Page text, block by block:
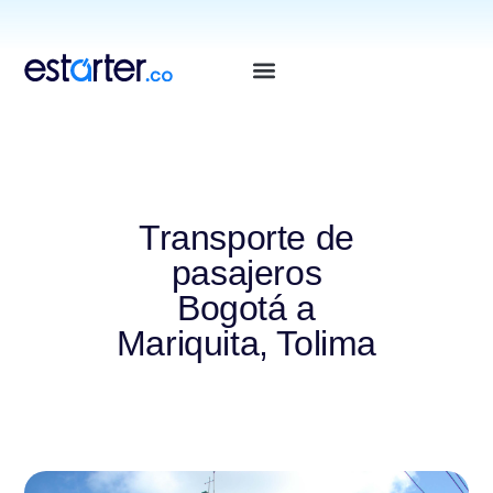
Transporte de
pasajeros
Bogotá a
Mariquita, Tolima